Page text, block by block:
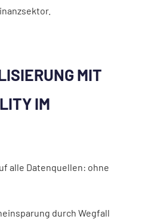
MIT
IM
alle Datenquellen: ohne
durch Wegfall